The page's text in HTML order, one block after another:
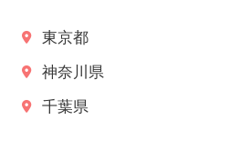
東京都
神奈川県
千葉県